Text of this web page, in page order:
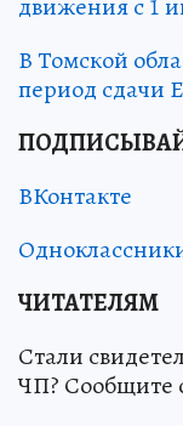
В Томской
период сдачи
ВКонтакте
ЧИТАТЕЛЯМ
Стали
ЧП? Сообщите